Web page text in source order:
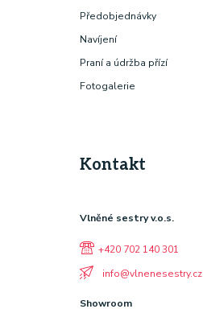
Předobjednávky
Navíjení
Praní a údržba přízí
Fotogalerie
Kontakt
Vlněné sestry v.o.s.
+420 702 140 301
info@vlnenesestry.cz
Showroom